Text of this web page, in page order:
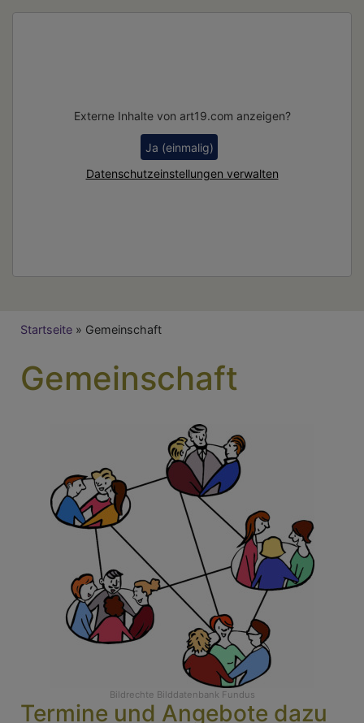
Externe Inhalte von art19.com anzeigen?
Ja (einmalig)
Datenschutzeinstellungen verwalten
Breadcrumb
Startseite Gemeinschaft
Gemeinschaft
Bildrechte Bilddatenbank Fundus
Termine und Angebote dazu